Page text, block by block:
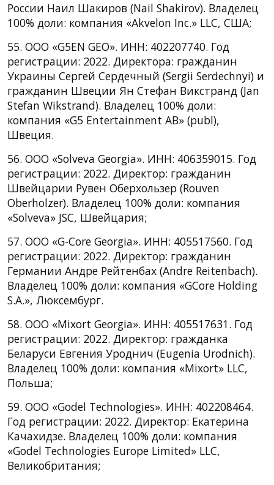
России Наил Шакиров (Nail Shakirov). Владелец
100% доли: компания «Akvelon Inc.» LLC, США;
55. ООО «G5EN GEO». ИНН: 402207740. Год
регистрации: 2022. Директора: гражданин
Украины Сергей Сердечный (Sergii Serdechnyi) и
гражданин Швеции Ян Стефан Викстранд (Jan
Stefan Wikstrand). Владелец 100% доли:
компания «G5 Entertainment AB» (publ),
Швеция.
56. ООО «Solveva Georgia». ИНН: 406359015. Год
регистрации: 2022. Директор: гражданин
Швейцарии Рувен Оберхользер (Rouven
Oberholzer). Владелец 100% доли: компания
«Solveva» JSC, Швейцария;
57. ООО «G-Core Georgia». ИНН: 405517560. Год
регистрации: 2022. Директор: гражданин
Германии Андре Рейтенбах (Andre Reitenbach).
Владелец 100% доли: компания «GCore Holding
S.A.», Люксембург.
58. ООО «Mixort Georgia». ИНН: 405517631. Год
регистрации: 2022. Директор: гражданка
Беларуси Евгения Уроднич (Eugenia Urodnich).
Владелец 100% доли: компания «Mixort» LLC,
Польша;
59. ООО «Godel Technologies». ИНН: 402208464.
Год регистрации: 2022. Директор: Екатерина
Качахидзе. Владелец 100% доли: компания
«Godel Technologies Europe Limited» LLC,
Великобритания;